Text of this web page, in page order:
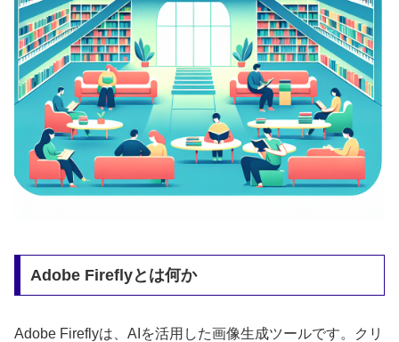
Adobe Fireflyとは何か
Adobe Fireflyは、AIを活用した画像生成ツールです。クリ